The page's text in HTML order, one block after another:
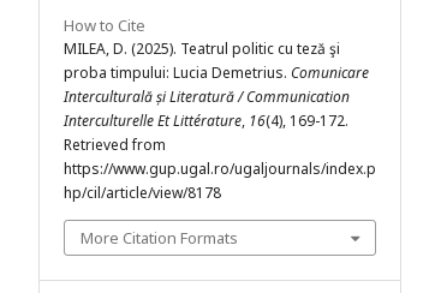
How to Cite
MILEA, D. (2025). Teatrul politic cu teză şi
proba timpului: Lucia Demetrius. Comunicare
Interculturală și Literatură / Communication
Interculturelle Et Littérature, 16(4), 169-172.
Retrieved from
https://www.gup.ugal.ro/ugaljournals/index.p
hp/cil/article/view/8178
More Citation Formats